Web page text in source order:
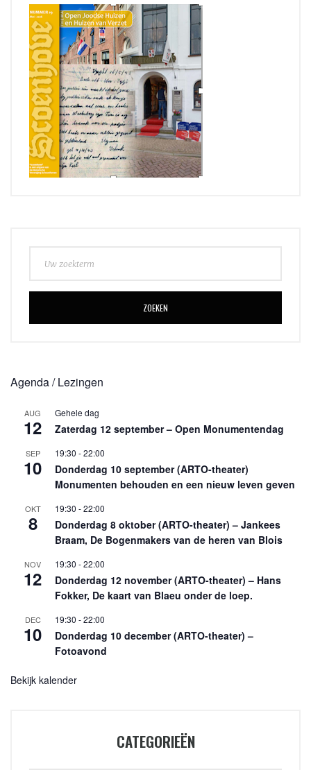
ZOEKEN
Agenda / Lezingen
AUG
12
Gehele dag
Zaterdag 12 september – Open Monumentendag
SEP
10
19:30 -22:00
Donderdag 10 september (ARTO-theater)
Monumenten behouden en een nieuw leven geven
OKT
8
19:30 -22:00
Donderdag 8 oktober (ARTO-theater) – Jankees
Braam, De Bogenmakers van de heren van Blois
NOV
12
19:30 -22:00
Donderdag 12 november (ARTO-theater) – Hans
Fokker, De kaart van Blaeu onder de loep.
DEC
10
19:30 -22:00
Donderdag 10 december (ARTO-theater) –
Fotoavond
Bekijk kalender
CATEGORIEËN